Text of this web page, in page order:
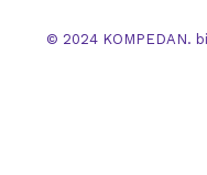
© 2024 KOMPEDAN.